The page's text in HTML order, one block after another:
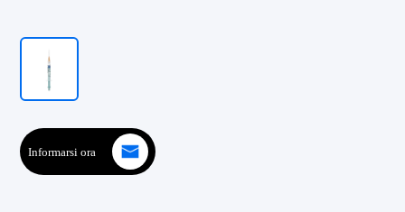
Informarsi ora